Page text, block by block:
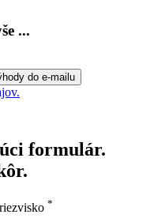
...
formulár.
*